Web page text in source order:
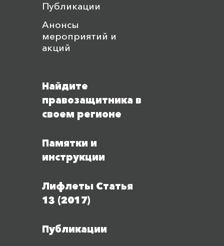
Публикации
Анонсы
мероприятий и
акций
Найдите
правозащитника в
своем регионе
Памятки и
инструкции
Лифлеты Статья
13 (2017)
Публикации